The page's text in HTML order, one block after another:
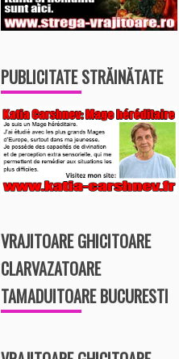
PUBLICITATE STRĂINĂTATE
VRAJITOARE GHICITOARE
CLARVAZATOARE
TAMADUITOARE BUCURESTI